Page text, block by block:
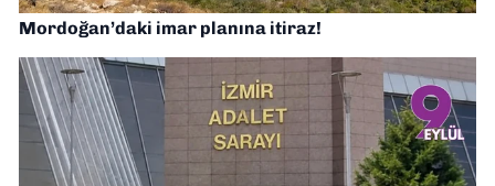
Mordoğan’daki imar planına itiraz!